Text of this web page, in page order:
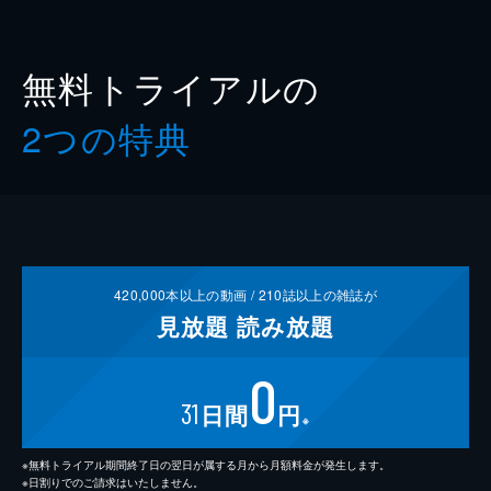
無料トライアルの
2つの特典
420,000本以上の動画 /210誌以上の雑誌が
見放題 読み放題
31 日間0円 ※
※無料トライアル期間終了日の翌日が属する月から月額料金が発生します。
※日割りでのご請求はいたしません。